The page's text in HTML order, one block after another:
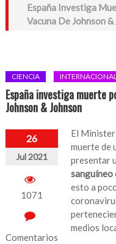
España Investiga
Vacuna De Johnson
CIENCIA INTERNACIONAL
España investiga muerte
Johnson & Johnson
26
Jul 2021
1071
Comentarios
El
muerte de
presentar
sanguíneo
esto a
medios